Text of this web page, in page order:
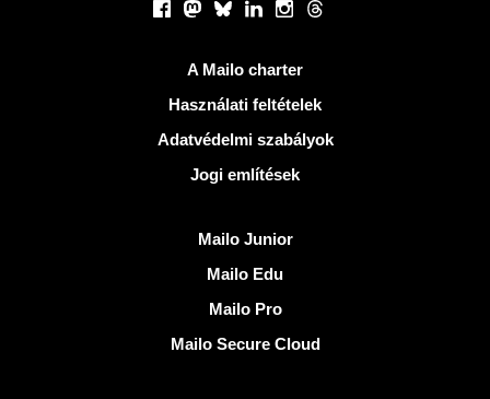
Facebook
Mastodon
BlueskyLinkedInInstagram
Threads
A Mailo charter
Használati feltételek
Adatvédelmi szabályok
Jogi említések
Mailo Junior
Mailo Edu
Mailo Pro
Mailo Secure Cloud